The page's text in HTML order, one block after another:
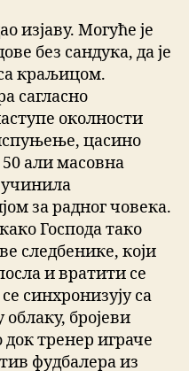
изјаву. Могуће је
без сандука, да је
краљицом.
сагласно
околности
цасино
али масовна
за радног човека.
Господа тако
следбенике, који
и вратити се
синхронизују са
бројеви
док тренер играче
фудбалера из